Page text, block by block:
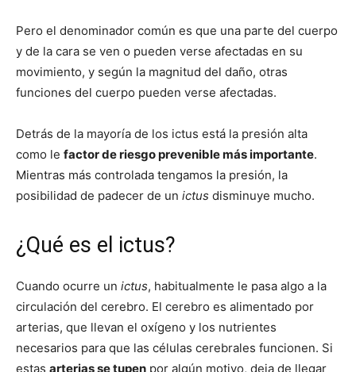
Pero el denominador común es que una parte del cuerpo
y de la cara se ven o pueden verse afectadas en su
movimiento, y según la magnitud del daño, otras
funciones del cuerpo pueden verse afectadas.
Detrás de la mayoría de los ictus está la presión alta
como le factor de riesgo prevenible más importante.
Mientras más controlada tengamos la presión, la
posibilidad de padecer de un ictus disminuye mucho.
¿Qué es el ictus?
Cuando ocurre un ictus, habitualmente le pasa algo a la
circulación del cerebro. El cerebro es alimentado por
arterias, que llevan el oxígeno y los nutrientes
necesarios para que las células cerebrales funcionen. Si
estas arterias se tupen por algún motivo, deja de llegar